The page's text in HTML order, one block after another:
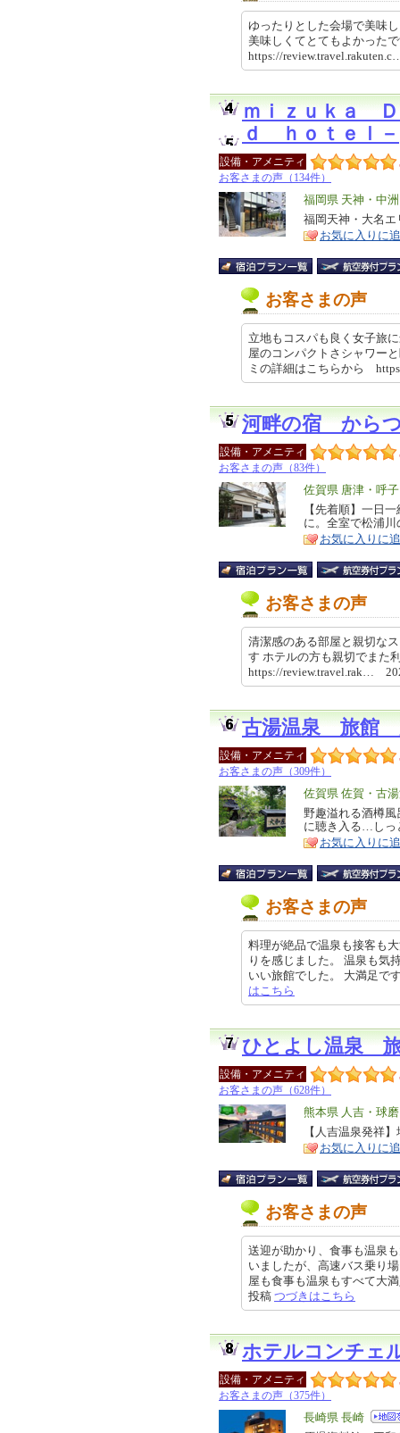
ゆったりとした会場で美味
美味しくてとてもよかった
https://
ｍｉｚｕｋａ Ｄ
ｄ ｈｏｔｅｌ－
設備・アメニティ
お客さまの声（134件）
エ
リ
ア
福岡県 天神・中
特
徴
福岡天神・大名
お気に入りに
お客さまの声
立地もコスパも良く女子旅
屋のコンパクトさシャワー
ミの詳細はこちらから
河畔の宿 から
設備・アメニティ
お客さまの声（83件）
エ
リ
ア
佐賀県 唐津・呼子
特
徴
【先着順】一日
に。全室で松浦
お気に入りに
お客さまの声
清潔感のある部屋と親切な
す ホテルの方も親切でま
https://review.travel.rak…
古湯温泉 旅館
設備・アメニティ
お客さまの声（309件）
エ
リ
ア
佐賀県 佐賀・古
特
徴
野趣溢れる酒樽
に聴き入る…しっ
お気に入りに
お客さまの声
料理が絶品で温泉も接客も
りを感じました。 温泉も気
いい旅館でした。 大満足
はこちら
ひとよし温泉
設備・アメニティ
お客さまの声（628件）
エ
リ
ア
熊本県 人吉・球磨
特
徴
【人吉温泉発祥
お気に入りに
お客さまの声
送迎が助かり、食事も温泉
いましたが、高速バス乗り
屋も食事も温泉もすべて大
投稿 つづきはこちら
ホテルコンチェ
設備・アメニティ
お客さまの声（375件）
エ
長崎県 長崎